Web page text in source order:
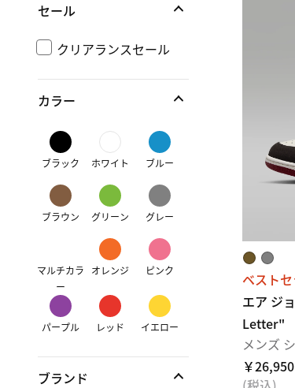
セール
クリアランスセール
カラー
ブラック ホワイト ブルー
ブラウン グリーン グレー
マルチカラ
ー
オレンジ ピンク
パープル レッド イエロー
ブランド
ベスト
エア ジ
Letter"
メンズ
￥26,950